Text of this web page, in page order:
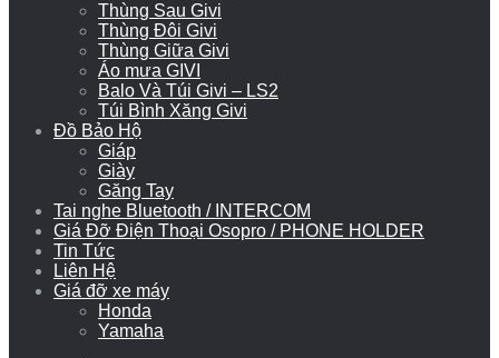
Thùng Sau Givi
Thùng Đôi Givi
Thùng Giữa Givi
Áo mưa GIVI
Balo Và Túi Givi – LS2
Túi Bình Xăng Givi
Đồ Bảo Hộ
Giáp
Giày
Găng Tay
Tai nghe Bluetooth / INTERCOM
Giá Đỡ Điện Thoại Osopro / PHONE HOLDER
Tin Tức
Liên Hệ
Giá đỡ xe máy
Honda
Yamaha